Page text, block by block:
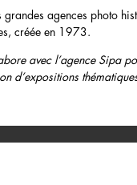
grandes agences photo
créée en 1973.
avec l’agence Sipa
d’expositions